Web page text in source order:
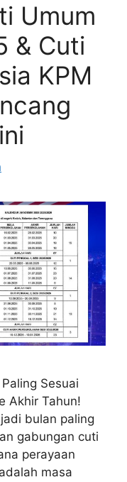
Umum
& Cuti
KPM
Sesuai
Akhir Tahun!
bulan paling
gabungan cuti
perayaan
masa